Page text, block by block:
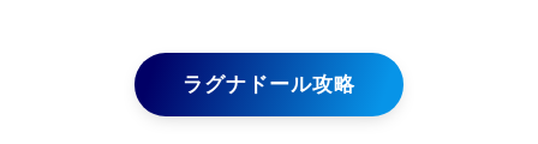
ラグナドール攻略